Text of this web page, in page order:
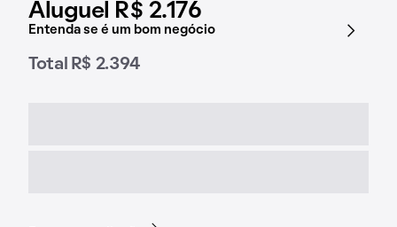
Aluguel R$ 2.176
Entenda se é um bom negócio
Total R$ 2.394